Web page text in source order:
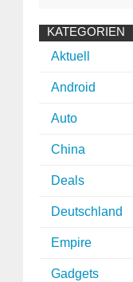
KATEGORIEN
Aktuell
Android
Auto
China
Deals
Deutschland
Empire
Gadgets